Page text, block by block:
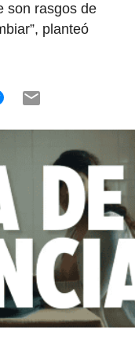
son rasgos de
planteó